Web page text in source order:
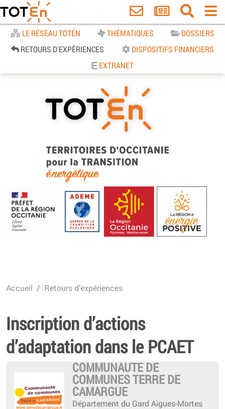
LE RÉSEAU TOTEN THÉMATIQUES
DOSSIERS
RETOURS D'EXPÉRIENCES
DISPOSITIFS FINANCIERS
EXTRANET
TOTEn Occitanie | Territoires
d’Occitanie pour la Transition
Energétique
Accueil Retours d’expériences
Inscription d’actions
d’adaptation dans le PCAET
COMMUNAUTE DE
COMMUNES TERRE DE
CAMARGUE
Département du Gard Aigues-Mortes